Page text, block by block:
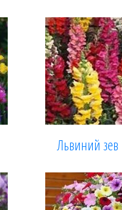
Львиний зев